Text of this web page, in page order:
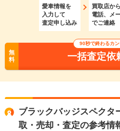
愛車情報を
入力して
査定申し込み
買取店から
電話、メ
でご連絡
無
料
90秒で終わるカ
一括査定依
ブラックバッジスペクタ
取・売却・査定の参考情